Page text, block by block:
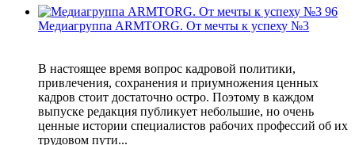
Медиагруппа ARMTORG. От мечты к успеху №3
В настоящее время вопрос кадровой политики,
привлечения, сохранения и приумножения ценных
кадров стоит достаточно остро. Поэтому в каждом
выпуске редакция публикует небольшие, но очень
ценные истории специалистов рабочих профессий об их
трудовом пути...